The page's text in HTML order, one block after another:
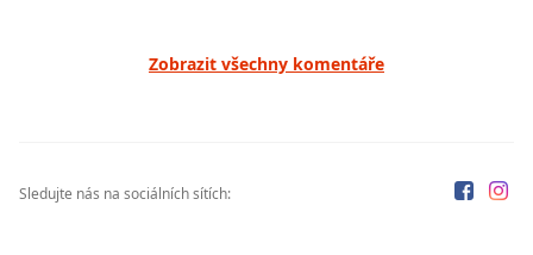
Zobrazit všechny komentáře
Sledujte nás na sociálních sítích: